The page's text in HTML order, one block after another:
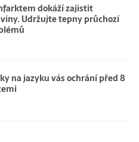
dokáží zajistit
Udržujte tepny průchozí
na jazyku vás ochrání před 8